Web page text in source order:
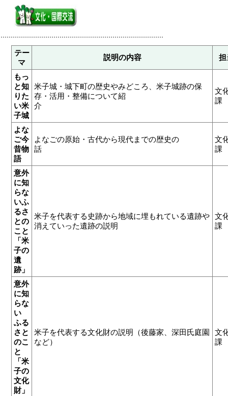
テー
マ
説明の内容
もっ
と知
りた
い米
子城
米子城・城下町の歴史やみどころ、米子城跡の保
存・活用・整備について紹
介
文
よな
ご今
昔物
語
よなごの原始・古代から現代までの歴史の
話
文
課
意外
に知
らな
いふ
るさ
との
こと
「米
子の
遺
跡」
米子を代表する史跡から地域に埋もれている遺跡や
消えていった遺跡の説明
文
課
意外
に知
らな
い
ふる
さと
のこ
と
「米
子の
文化
財」
米子を代表する文化財の説明（後藤家、深田氏庭園
など）
文
課